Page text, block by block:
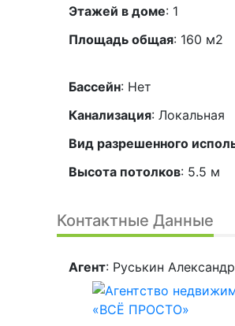
Этажей в доме: 1
Площадь общая: 160 м2
Бассейн: Нет
Канализация: Локальная
Вид разрешенного
Высота потолков: 5.5 м
Контактные Данные
Агент: Руськин